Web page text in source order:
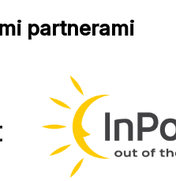
partnerami